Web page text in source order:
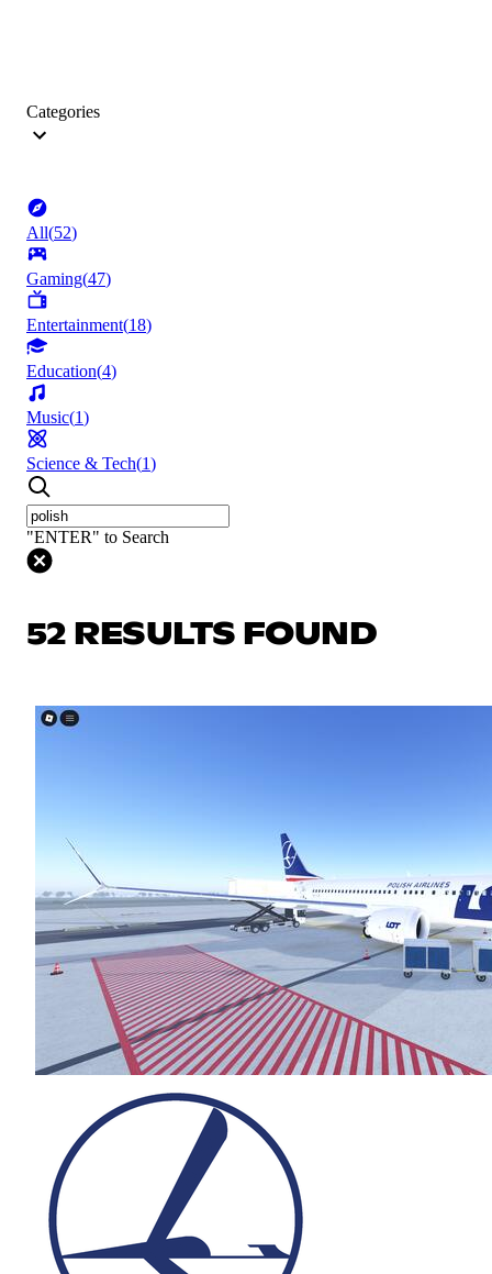
Categories
All(52)
Gaming(47)
Entertainment(18)
Education(4)
Music(1)
Science & Tech(1)
"ENTER" to Search
52 RESULTS FOUND